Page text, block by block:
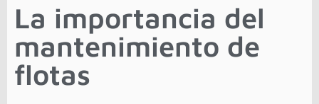
La importancia del
mantenimiento de
flotas